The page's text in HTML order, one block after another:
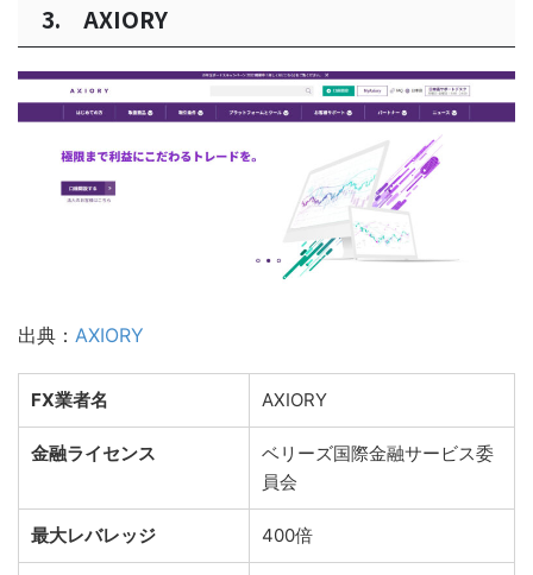
3. AXIORY
出典： AXIORY
FX業者名 AXIORY
金融ライセンス
ベリーズ国際金融サービス委
員会
最大レバレッジ 400倍